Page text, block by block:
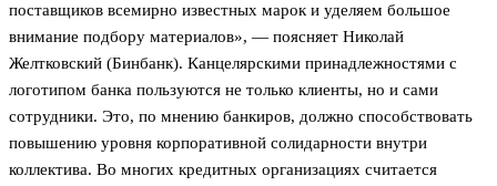
поставщиков всемирно известных марок и уделяем большое
внимание подбору материалов», — поясняет Николай
Желтковский (Бинбанк). Канцелярскими принадлежностями с
логотипом банка пользуются не только клиенты, но и сами
сотрудники. Это, по мнению банкиров, должно способствовать
повышению уровня корпоративной солидарности внутри
коллектива. Во многих кредитных организациях считается